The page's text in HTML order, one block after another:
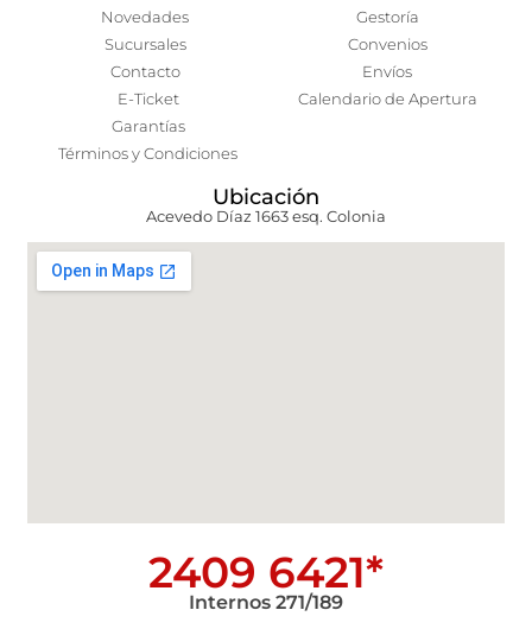
Novedades
Sucursales
Contacto
E-Ticket
Garantías
Términos y Condiciones
Gestoría
Convenios
Envíos
Calendario de Apertura
Ubicación
Acevedo Díaz 1663 esq. Colonia
2409 6421*
Internos 271/189